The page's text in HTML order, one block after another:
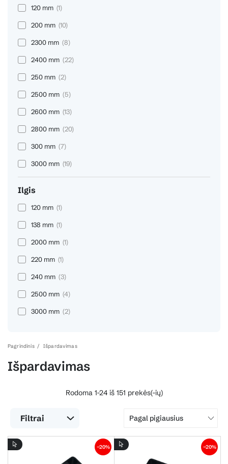
120 mm (1)
200 mm (10)
2300 mm (8)
2400 mm (22)
250 mm (2)
2500 mm (5)
2600 mm (13)
2800 mm (20)
300 mm (7)
3000 mm (19)
Ilgis
120 mm (1)
138 mm (1)
2000 mm (1)
220 mm (1)
240 mm (3)
2500 mm (4)
3000 mm (2)
Pagrindinis Išpardavimas
Išpardavimas
Rodoma 1-24 iš 151 prekės(-ių)
Filtrai Pagal pigiausius
−20% −20%